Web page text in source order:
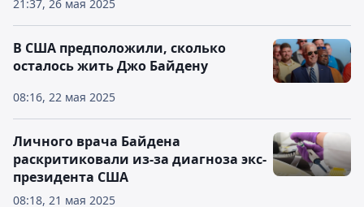
21:37, 26 мая 2025
08:16, 22 мая 2025
В США предположили, сколько
осталось жить Джо Байдену
08:18, 21 мая 2025
Личного врача Байдена
раскритиковали из-за диагноза экс-
президента США